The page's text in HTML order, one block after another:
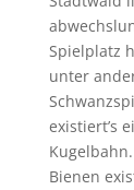
Spielplatz
unter
existiert’s
Bienen